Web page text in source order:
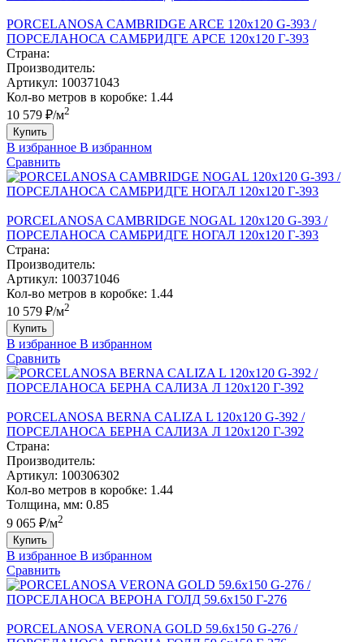
PORCELANOSA CAMBRIDGE ARCE 120х120 G-393 /
ПОРCЕЛАНОСА CАМБРИДГЕ АРCЕ 120х120 Г-393
Страна:
Производитель:
Артикул: 100371043
Кол-во метров в коробке: 1.44
10 579 ₽/м2
Купить
В избранное В избранном
Сравнить
PORCELANOSA CAMBRIDGE NOGAL 120х120 G-393 /
ПОРCЕЛАНОСА CАМБРИДГЕ НОГАЛ 120х120 Г-393
Страна:
Производитель:
Артикул: 100371046
Кол-во метров в коробке: 1.44
10 579 ₽/м2
Купить
В избранное В избранном
Сравнить
PORCELANOSA BERNA CALIZA L 120х120 G-392 /
ПОРCЕЛАНОСА БЕРНА CАЛИЗА Л 120х120 Г-392
Страна:
Производитель:
Артикул: 100306302
Кол-во метров в коробке: 1.44
Толщина, мм: 0.85
9 065 ₽/м2
Купить
В избранное В избранном
Сравнить
PORCELANOSA VERONA GOLD 59.6х150 G-276 /